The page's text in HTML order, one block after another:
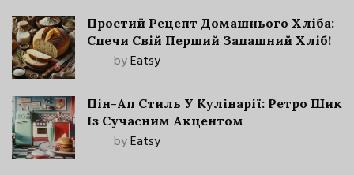
Простий Рецепт Домашнього Хліба:
Спечи Свій Перший Запашний Хліб!
byEatsy
Пін-Ап Стиль У Кулінарії: Ретро Шик
Із Сучасним Акцентом
byEatsy